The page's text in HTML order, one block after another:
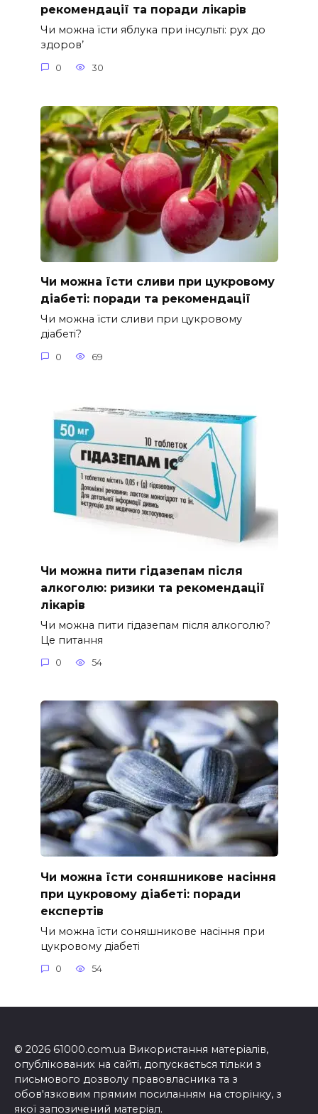
рекомендації та поради лікарів
Чи можна їсти яблука при інсульті: рух до
здоров’
0 30
Чи можна їсти сливи при цукровому
діабеті: поради та рекомендації
Чи можна їсти сливи при цукровому
діабеті?
0 69
Чи можна пити гідазепам після
алкоголю: ризики та рекомендації
лікарів
Чи можна пити гідазепам після алкоголю?
Це питання
0 54
Чи можна їсти соняшникове насіння
при цукровому діабеті: поради
експертів
Чи можна їсти соняшникове насіння при
цукровому діабеті
0 54
© 2026 61000.com.ua Використання матеріалів,
опублікованих на сайті, допускається тільки з
письмового дозволу правовласника та з
обов'язковим прямим посиланням на сторінку, з
якої запозичений матеріал.